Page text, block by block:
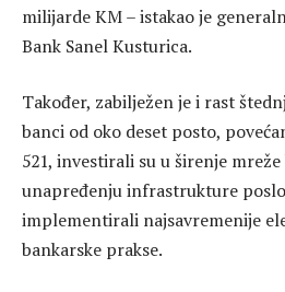
milijarde KM – istakao je
Bank Sanel Kusturica.
Također, zabilježen je i rast
banci od oko deset posto,
521, investirali su u širenje
unapređenju infrastrukture
implementirali najsavremenije
bankarske prakse.